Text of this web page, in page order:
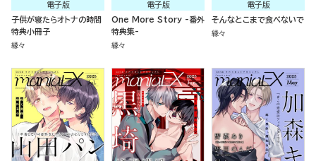
電子版
子供が寝たらオトナの時間
特典小冊子
縁々
電子版
One More Story -番外
特典集-
縁々
電子版
そんなとこまで食べないで
縁々